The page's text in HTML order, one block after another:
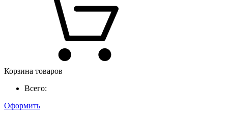
Корзина товаров
Всего:
Оформить